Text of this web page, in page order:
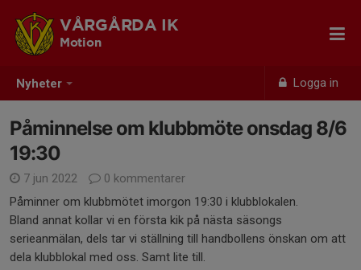
Nyheter Logga in
VÅRGÅRDA IK
Motion
Påminnelse om klubbmöte onsdag 8/6
19:30
7 jun 2022
0 kommentarer
Påminner om klubbmötet imorgon 19:30 i klubblokalen.
Bland annat kollar vi en första kik på nästa säsongs
serieanmälan, dels tar vi ställning till handbollens önskan om att
dela klubblokal med oss. Samt lite till.